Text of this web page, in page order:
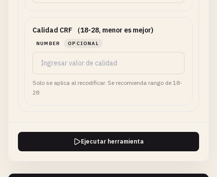
Calidad CRF （18-28, menor es mejor)
NUMBER OPCIONAL
Solo se aplica al recodificar. Se recomienda rango de 18-
28
Ejecutar herramienta